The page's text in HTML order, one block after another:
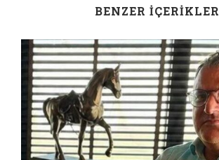
BENZER İÇERIKLER